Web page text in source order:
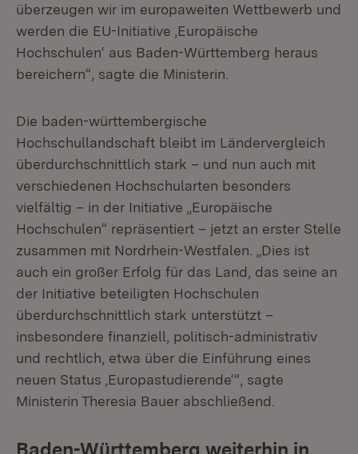
überzeugen wir im europaweiten Wettbewerb und
werden die EU-Initiative ‚Europäische
Hochschulen‘ aus Baden-Württemberg heraus
bereichern“, sagte die Ministerin.
Die baden-württembergische
Hochschullandschaft bleibt im Ländervergleich
überdurchschnittlich stark – und nun auch mit
verschiedenen Hochschularten besonders
vielfältig – in der Initiative „Europäische
Hochschulen“ repräsentiert – jetzt an erster Stelle
zusammen mit Nordrhein-Westfalen. „Dies ist
auch ein großer Erfolg für das Land, das seine an
der Initiative beteiligten Hochschulen
überdurchschnittlich stark unterstützt –
insbesondere finanziell, politisch-administrativ
und rechtlich, etwa über die Einführung eines
neuen Status ‚Europastudierende‘“, sagte
Ministerin Theresia Bauer abschließend.